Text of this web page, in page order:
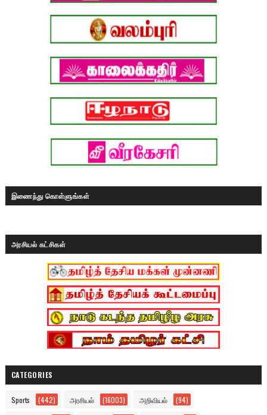
இணைந்து கொள்ளுங்கள்
அரசியல் கட்சிகள்
CATEGORIES
Sports (442) அரசியல் (16003) அறிவியல் (94)